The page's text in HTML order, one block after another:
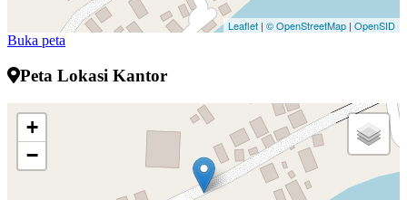
Leaflet | © OpenStreetMap | OpenSID
Buka peta
Peta Lokasi Kantor
+
−